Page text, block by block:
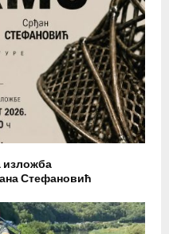
изложба
Стефановић